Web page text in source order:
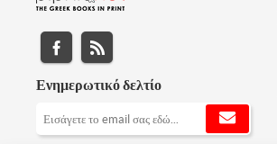
Ενημερωτικό δελτίο